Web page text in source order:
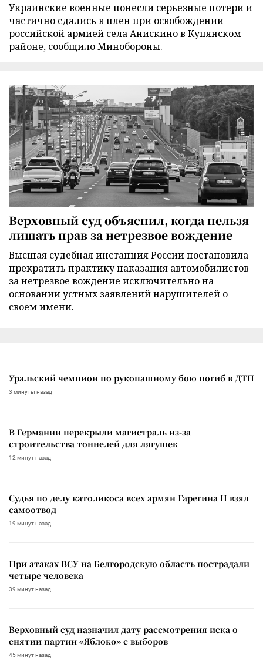
Украинские военные понесли серьезные потери и
частично сдались в плен при освобождении
российской армией села Анискино в Купянском
районе, сообщило Минобороны.
Верховный суд объяснил, когда нельзя
лишать прав за нетрезвое вождение
Высшая судебная инстанция России постановила
прекратить практику наказания автомобилистов
за нетрезвое вождение исключительно на
основании устных заявлений нарушителей о
своем имени.
Уральский чемпион по рукопашному бою погиб в ДТП
3 минуты назад
В Германии перекрыли магистраль из-за
строительства тоннелей для лягушек
12 минут назад
Судья по делу католикоса всех армян Гарегина II взял
самоотвод
19 минут назад
При атаках ВСУ на Белгородскую область пострадали
четыре человека
39 минут назад
Верховный суд назначил дату рассмотрения иска о
снятии партии «Яблоко» с выборов
45 минут назад